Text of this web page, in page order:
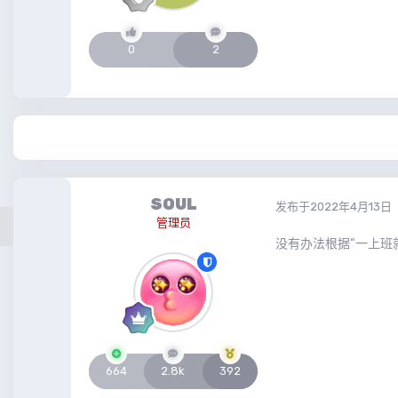
0 2
SOUL
管理员
664 2.8k 392
发布于2022年4月13日
没有办法根据“一上班